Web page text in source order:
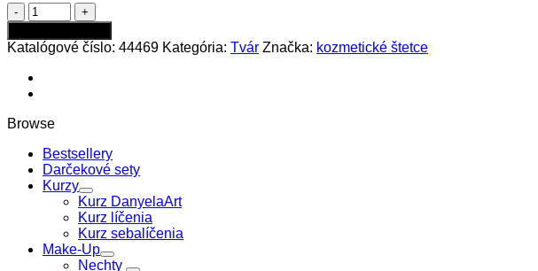
množstvo
Gosh
Foundation
Brush
011
Katalógové číslo: 44469 Kategória: Tvár Značka: kozmetické štetce
Browse
Bestsellery
Darčekové sety
Kurzy
Kurz DanyelaArt
Kurz líčenia
Kurz sebalíčenia
Make-Up
Nechty